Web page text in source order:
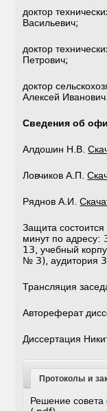
доктор
Васильевич;
доктор
Петрович;
доктор
Алексей Иванович.
Сведения об
Алдошин Н.В.
Ловчиков А.П.
Ряднов А.И.
Защита
минут по адресу:
13, учебный
№ 3), аудитория
Трансляция
Автореферат
Диссертация
Протоколы и
Решение